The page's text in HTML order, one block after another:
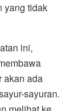
yang tidak
ini,
akan ada
sayuran.